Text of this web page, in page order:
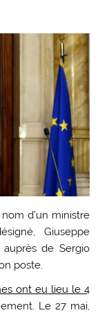
d’un ministre
Giuseppe
de Sergio
poste.
ont eu lieu le 4
Le 27 mai,